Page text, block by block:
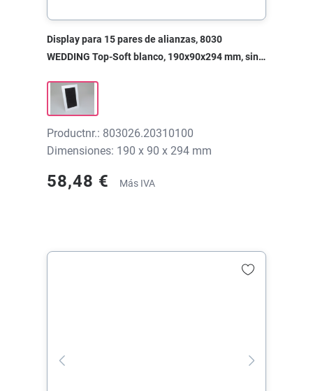
Display para 15 pares de alianzas, 8030
WEDDING Top-Soft blanco, 190x90x294 mm, sin
Productnr.: 803026.20310100
Dimensiones: 190 x 90 x 294 mm
58,48 € Más IVA